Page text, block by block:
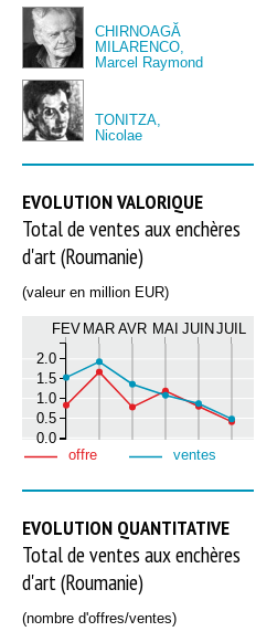
CHIRNOAGĂ
MILARENCO,
Marcel Raymond
TONITZA,
Nicolae
EVOLUTION VALORIQUE
Total de ventes aux enchères
d'art (Roumanie)
(valeur en million EUR)
FEV MAR AVR MAI JUIN JUIL
0.0
0.5
1.0
1.5
2.0
offre ventes
EVOLUTION QUANTITATIVE
Total de ventes aux enchères
d'art (Roumanie)
(nombre d'offres/ventes)